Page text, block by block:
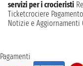
servizi per i crocieristi
Ticketcrociere
Notizie e Aggiornamenti
Pagamenti